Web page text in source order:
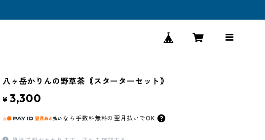
八ヶ岳かりんの野草茶｟スターターセット｠
¥ 3,300
なら 手数料無料の 翌月払いでOK